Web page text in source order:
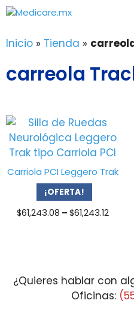
Saltar
contenido
Inicio » Tienda »
carreola
Carriola PCI Leggero Trak
¡OFERTA!
$61,243.08 – $61,243.12Price
¿Quieres hablar con
Oficinas: